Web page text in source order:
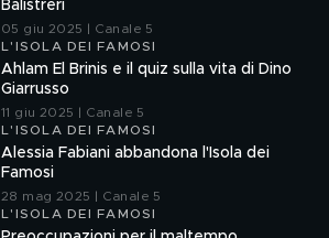
Balistreri
05 giu 2025 | Canale 5
L'ISOLA DEI FAMOSI
Ahlam El Brinis e il quiz sulla vita di Dino
Giarrusso
11 giu 2025 | Canale 5
L'ISOLA DEI FAMOSI
Alessia Fabiani abbandona l'Isola dei
Famosi
28 mag 2025 | Canale 5
L'ISOLA DEI FAMOSI